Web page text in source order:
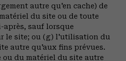
autre qu'en cache) de
du site ou de toute
sauf lorsque
le site; ou (g) l'utilisation du
autre qu'aux fins prévues.
du matériel du site autre